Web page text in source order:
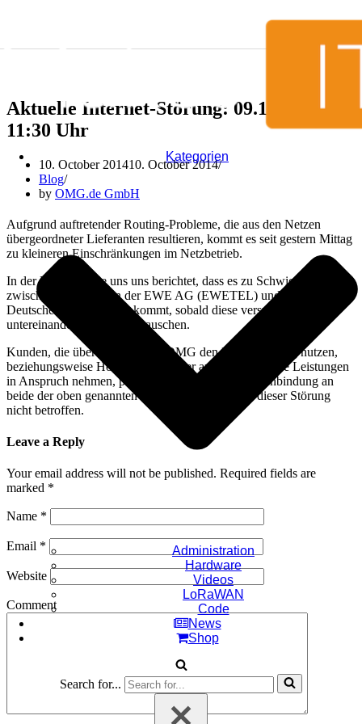
Kategorien
Administration
Hardware
Videos
LoRaWAN
Code
News
Shop
Search for...
Aktuelle Internet-Störung: 09.10.2014 –
11:30 Uhr
10. October 201410. October 2014
Blog
by OMG.de GmbH
Aufgrund auftretender Routing-Probleme, die aus den Netzen
übergeordneter Lieferanten resultieren, kommt es seit gestern Mittag
zu kleineren Einschränkungen im Netzbetrieb.
In der Praxis wurde uns uns berichtet, dass es zu Schwierigkeiten
zwischen Teilnehmern der EWE AG (EWETEL) und der
Deutschen Telekom AG kommt, sobald diese versuchen
untereinander Daten auszutauschen.
Kunden, die über das Netz der OMG den Internetzugang nutzen,
beziehungsweise Hosting, VPN oder andere technische Leistungen
in Anspruch nehmen, profitieren von der direkten Anbindung an
beide der oben genannten Provider und sind von dieser Störung
nicht betroffen.
Leave a Reply
Your email address will not be published. Required fields are
marked *
Name *
Email *
Website
Comment